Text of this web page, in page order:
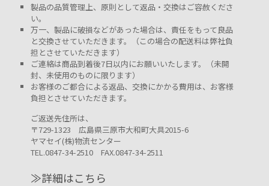
製品の品質管理上、原則として返品・交換はご容赦くださ
い。
万一、製品に破損などがあった場合は、責任をもって良品
と交換させていただきます。（この場合の配送料は弊社負
担とさせていただきます）
ご連絡は商品到着後7日以内にお願いいたします。（未開
封、未使用のものに限ります）
お客様のご都合による返品、交換にかかる費用は、お客様
負担とさせていただきます。
ご返送先住所は、
〒729-1323 広島県三原市大和町大具2015-6
ヤマセイ(株)物流センター
TEL.0847-34-2510 FAX.0847-34-2511
≫詳細はこちら